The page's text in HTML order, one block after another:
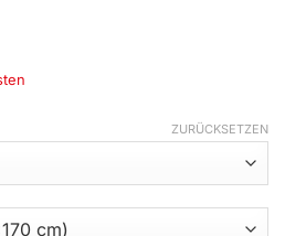
ZURÜCKSETZEN